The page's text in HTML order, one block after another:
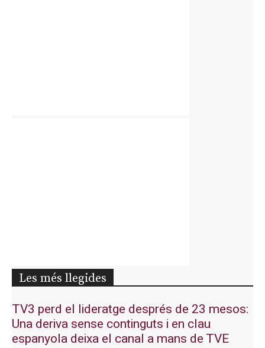
Les més llegides
TV3 perd el lideratge després de 23 mesos:
Una deriva sense continguts i en clau
espanyola deixa el canal a mans de TVE